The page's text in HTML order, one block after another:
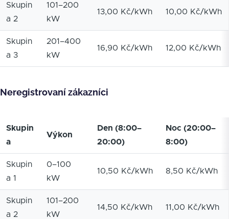
Skupin
a 2
101–200
kW
13,00 Kč/kWh 10,00 Kč/kWh
Skupin
a 3
201–400
kW
16,90 Kč/kWh 12,00 Kč/kWh
Neregistrovaní zákazníci
Skupin
a
Výkon
Den (8:00–
20:00)
Noc (20:00–
8:00)
Skupin
a 1
0–100
kW
10,50 Kč/kWh 8,50 Kč/kWh
Skupin
a 2
101–200
kW
14,50 Kč/kWh 11,00 Kč/kWh